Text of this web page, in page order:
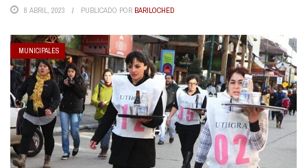
8 ABRIL, 2023 PUBLICADO POR BARILOCHED
MUNICIPALES